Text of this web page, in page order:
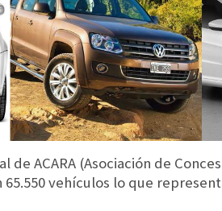
de ACARA (Asociación de
vehículos lo que